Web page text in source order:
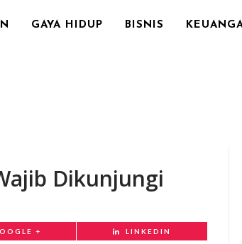
GAYA HIDUP BISNIS
Dikunjungi
+ LINKEDIN